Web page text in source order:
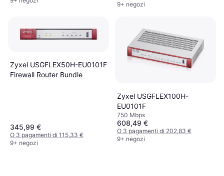
Utenti 9+ negozi
Zyxel USGFLEX50H-EU0101F
Firewall Router Bundle
345,99 €
O 3 pagamenti di 115,33 €
9+ negozi
Zyxel USGFLEX100H-
EU0101F
750 Mbps
608,49 €
O 3 pagamenti di 202,83 €
9+ negozi